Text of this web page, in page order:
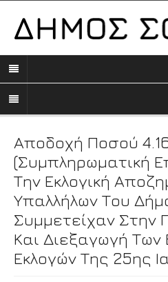
Αποδοχή Ποσού
(συμπληρωματική
Την Εκλογική
Υπαλλήλων Του
Συμμετείχαν Στην
Και Διεξαγωγή Των
Εκλογών Της 25ης